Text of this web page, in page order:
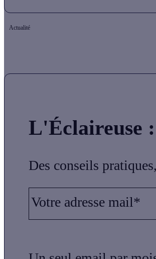
Actualité
L'Éclaireuse
Des conseils
Votre adresse mail*